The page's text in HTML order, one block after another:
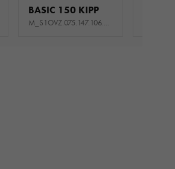
BASIC 150 KIPP
M_S1OVZ.075.147.106.520_USNE